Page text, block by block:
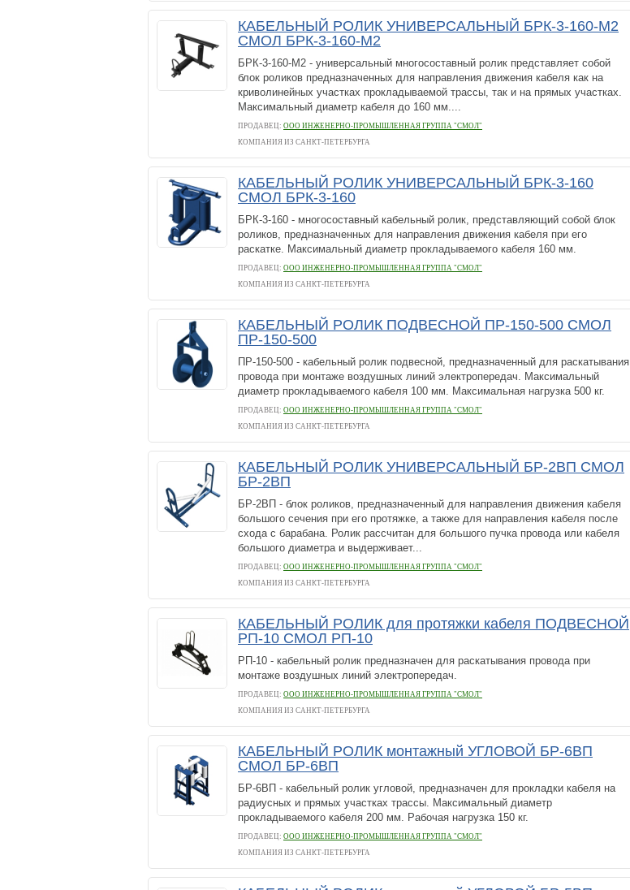
КАБЕЛЬНЫЙ РОЛИК УНИВЕРСАЛЬНЫЙ БРК-3-160-М2
СМОЛ БРК-3-160-М2
БРК-3-160-М2 - универсальный многосоставный ролик представляет собой
блок роликов предназначенных для направления движения кабеля как на
криволинейных участках прокладываемой трассы, так и на прямых участках.
Максимальный диаметр кабеля до 160 мм....
ПРОДАВЕЦ: ООО ИНЖЕНЕРНО-ПРОМЫШЛЕННАЯ ГРУППА "СМОЛ"
КОМПАНИЯ ИЗ САНКТ-ПЕТЕРБУРГА
КАБЕЛЬНЫЙ РОЛИК УНИВЕРСАЛЬНЫЙ БРК-3-160
СМОЛ БРК-3-160
БРК-3-160 - многосоставный кабельный ролик, представляющий собой блок
роликов, предназначенных для направления движения кабеля при его
раскатке. Максимальный диаметр прокладываемого кабеля 160 мм.
ПРОДАВЕЦ: ООО ИНЖЕНЕРНО-ПРОМЫШЛЕННАЯ ГРУППА "СМОЛ"
КОМПАНИЯ ИЗ САНКТ-ПЕТЕРБУРГА
КАБЕЛЬНЫЙ РОЛИК ПОДВЕСНОЙ ПР-150-500 СМОЛ
ПР-150-500
ПР-150-500 - кабельный ролик подвесной, предназначенный для раскатывания
провода при монтаже воздушных линий электропередач. Максимальный
диаметр прокладываемого кабеля 100 мм. Максимальная нагрузка 500 кг.
ПРОДАВЕЦ: ООО ИНЖЕНЕРНО-ПРОМЫШЛЕННАЯ ГРУППА "СМОЛ"
КОМПАНИЯ ИЗ САНКТ-ПЕТЕРБУРГА
КАБЕЛЬНЫЙ РОЛИК УНИВЕРСАЛЬНЫЙ БР-2ВП СМОЛ
БР-2ВП
БР-2ВП - блок роликов, предназначенный для направления движения кабеля
большого сечения при его протяжке, а также для направления кабеля после
схода с барабана. Ролик рассчитан для большого пучка провода или кабеля
большого диаметра и выдерживает...
ПРОДАВЕЦ: ООО ИНЖЕНЕРНО-ПРОМЫШЛЕННАЯ ГРУППА "СМОЛ"
КОМПАНИЯ ИЗ САНКТ-ПЕТЕРБУРГА
КАБЕЛЬНЫЙ РОЛИК для протяжки кабеля ПОДВЕСНОЙ
РП-10 СМОЛ РП-10
РП-10 - кабельный ролик предназначен для раскатывания провода при
монтаже воздушных линий электропередач.
ПРОДАВЕЦ: ООО ИНЖЕНЕРНО-ПРОМЫШЛЕННАЯ ГРУППА "СМОЛ"
КОМПАНИЯ ИЗ САНКТ-ПЕТЕРБУРГА
КАБЕЛЬНЫЙ РОЛИК монтажный УГЛОВОЙ БР-6ВП
СМОЛ БР-6ВП
БР-6ВП - кабельный ролик угловой, предназначен для прокладки кабеля на
радиусных и прямых участках трассы. Максимальный диаметр
прокладываемого кабеля 200 мм. Рабочая нагрузка 150 кг.
ПРОДАВЕЦ: ООО ИНЖЕНЕРНО-ПРОМЫШЛЕННАЯ ГРУППА "СМОЛ"
КОМПАНИЯ ИЗ САНКТ-ПЕТЕРБУРГА